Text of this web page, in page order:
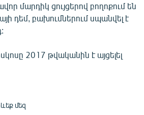
կայքերը
մարդիկ ցույցերով բողոքում են
դեմ, բախումներում սպանվել է
2017 թվականին է այցելել
մեզ